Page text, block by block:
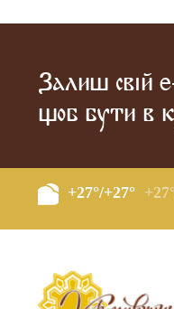
Залиш свій
щоб бути в
+27°/+27°